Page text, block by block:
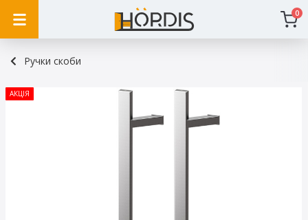
0
Ручки скоби
АКЦІЯ